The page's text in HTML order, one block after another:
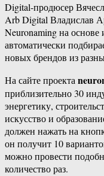
Digital-продюсер
Arb Digital Владислав
Neuronaming на основе
автоматически
новых брендов из
На сайте проекта
приблизительно 30
энергетику,
искусство и
должен нажать на
он получит 10
можно провести
количество раз.